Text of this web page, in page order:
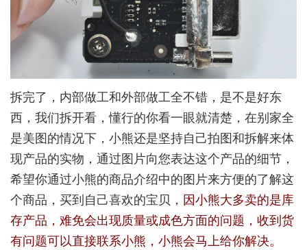
拆完了，内部做工和外部做工全不错，是不是好东
西，我们拆开看，懂行的你看一眼就清楚，在别家全
是美图的情况下，小熊还是坚持自己拍图和拆解来体
现产品的实物，通过图片向您表达这个产品的细节，
希望你通过小熊的商品介绍中的图片来方便的了解这
个商品，买到自己喜欢的宝贝， 因小熊大多卖的是库
存产品，难免会出现质量或成色方面的问题，收到货
有问题可以直接联系小熊，小熊会马上给你解决。